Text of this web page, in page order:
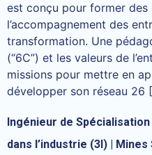
est conçu pour former des
l’accompagnement des
transformation. Une
(“6C”) et les valeurs de
missions pour mettre en
développer son réseau 26
Ingénieur de
dans l’industrie (3I) |